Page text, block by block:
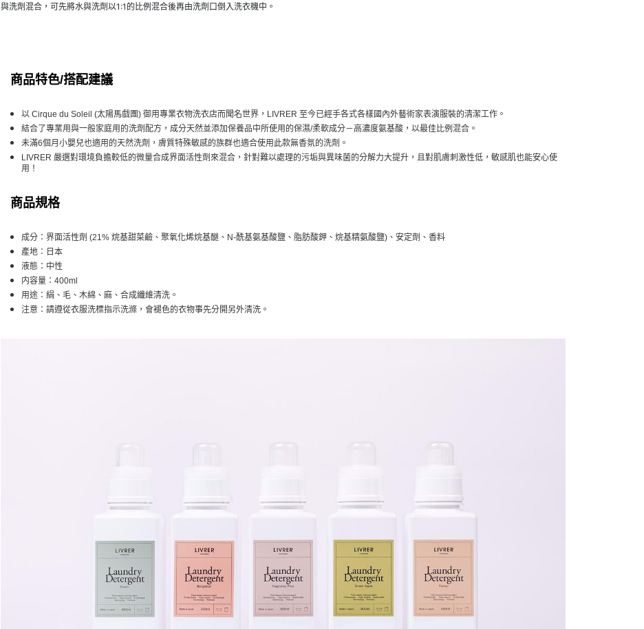
與洗劑混合，可先將水與洗劑以1:1的比例混合後再由洗劑口倒入洗衣機中。
商品特色/搭配建議
以 Cirque du Soleil (太陽馬戲團) 御用專業衣物洗衣店而聞名世界，LIVRER 至今已經手各式各樣國內外藝術家表演服裝的清潔工作。
結合了專業用與一般家庭用的洗劑配方，成分天然並添加保養品中所使用的保濕/柔軟成分－高濃度氨基酸，以最佳比例混合。
未滿6個月小嬰兒也適用的天然洗劑，膚質特殊敏感的族群也適合使用此款無香氛的洗劑。
LIVRER 嚴選對環境負擔較低的微量合成界面活性劑來混合，針對難以處理的污垢與異味菌的分解力大提升，且對肌膚刺激性低，敏感肌也能安心使
用！
商品規格
成分：界面活性劑 (21% 烷基甜菜鹼、聚氧化烯烷基醚、N-酰基氨基酸鹽、脂肪酸鉀、烷基精氨酸鹽)、安定劑、香料
產地：日本
液態：中性
内容量：400ml
用途：絹、毛、木綿、麻、合成纖維清洗。
注意：請遵從衣服洗標指示洗滌，會褪色的衣物事先分開另外清洗。